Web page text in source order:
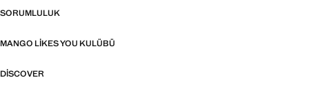
SORUMLULUK
MANGO LIKES YOU KULÜBÜ
DISCOVER